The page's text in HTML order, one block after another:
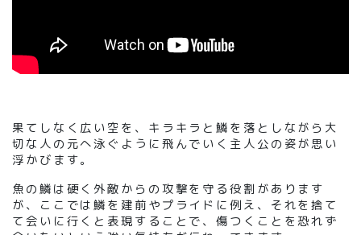
果てしなく広い空を、キラキラと鱗を落としながら大
切な人の元へ泳ぐように飛んでいく主人公の姿が思い
浮かびます。
魚の鱗は硬く外敵からの攻撃を守る役割があります
が、ここでは鱗を建前やプライドに例え、それを捨て
て会いに行くと表現することで、傷つくことを恐れず